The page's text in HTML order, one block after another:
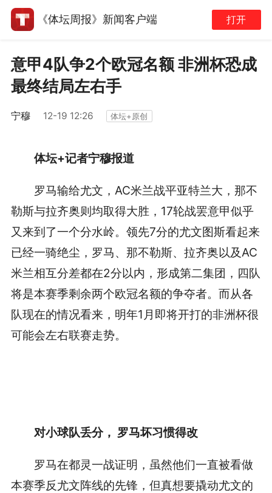
《体坛周报》新闻客户端 打开
意甲4队争2个欧冠名额 非洲杯恐成
最终结局左右手
宁穆 12-19 12:26 体坛+原创
体坛+记者宁穆报道
罗马输给尤文，AC米兰战平亚特兰大，那不
勒斯与拉齐奥则均取得大胜， 17轮战罢意甲似乎
又来到了一个分水岭。领先7分的尤文图斯看起来
已经一骑绝尘，罗马、那不勒斯、拉齐奥以及AC
米兰相互分差都在2分以内，形成第二集团，四队
将是本赛季剩余两个欧冠名额的争夺者。而从各
队现在的情况看来，明年1 月即将开打的非洲杯很
可能会左右联赛走势。
对小球队丢分， 罗马坏习惯得改
罗马在都灵一战证明，虽然他们一直被看做
本赛季反尤文阵线的先锋，但真想要撬动尤文的